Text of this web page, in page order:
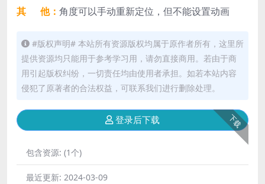
其 他： 角度可以手动重新定位，但不能设置动画
#版权声明# 本站所有资源版权均属于原作者所有，这里所
提供资源均只能用于参考学习用，请勿直接商用。若由于商
用引起版权纠纷，一切责任均由使用者承担。如若本站内容
侵犯了原著者的合法权益，可联系我们进行删除处理。
下载
登录后下载
包含资源: (1个)
最近更新: 2024-03-09